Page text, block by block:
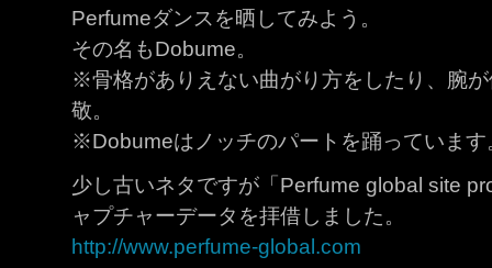
Perfumeダンスを晒してみよう。
その名もDobume。
※骨格がありえない曲がり方をしたり、腕
敬。
※Dobumeはノッチのパートを踊っています
少し古いネタですが「Perfume global site
ャプチャーデータを拝借しました。
http://www.perfume-global.com